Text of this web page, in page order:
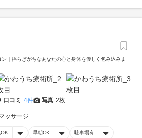
｜揺らぎがちなあなたの心と身体を優しく包み込みま
口コミ 4件 写真 2枚
ッサージ
OK 早朝OK 駐車場有